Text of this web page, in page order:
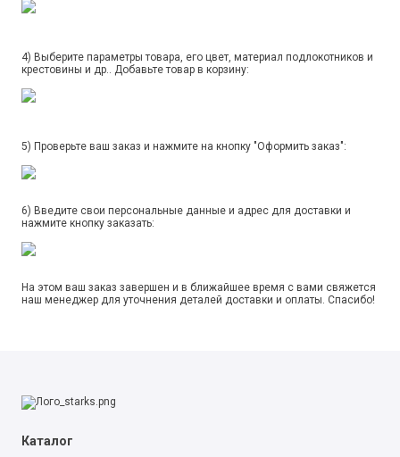
4) Выберите параметры товара, его цвет, материал подлокотников и
крестовины и др.. Добавьте товар в корзину:
5) Проверьте ваш заказ и нажмите на кнопку "Оформить заказ":
6) Введите свои персональные данные и адрес для доставки и
нажмите кнопку заказать:
На этом ваш заказ завершен и в ближайшее время с вами свяжется
наш менеджер для уточнения деталей доставки и оплаты. Спасибо!
Каталог